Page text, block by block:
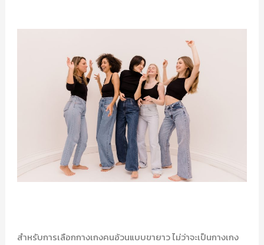
สำหรับการเลือกกางเกงคนอ้วนแบบขายาว ไม่ว่าจะเป็นกางเกง